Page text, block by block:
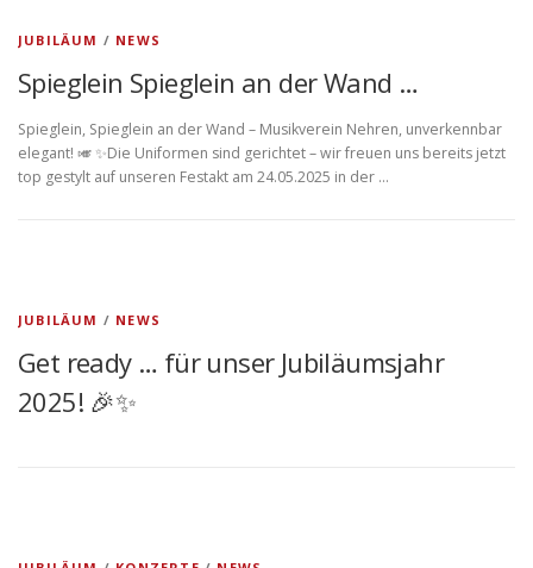
JUBILÄUM / NEWS
Spieglein Spieglein an der Wand …
Spieglein, Spieglein an der Wand – Musikverein Nehren, unverkennbar
elegant! 🎺 ✨Die Uniformen sind gerichtet – wir freuen uns bereits jetzt
top gestylt auf unseren Festakt am 24.05.2025 in der …
JUBILÄUM / NEWS
Get ready … für unser Jubiläumsjahr
2025! 🎉✨